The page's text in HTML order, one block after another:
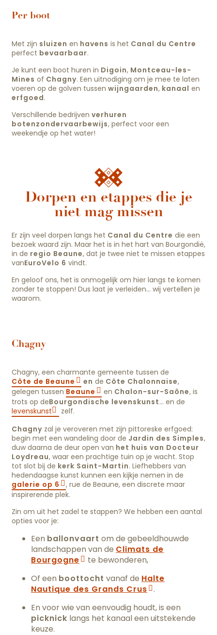
Per boot
Met zijn sluizen en havens is het Canal du Centre
perfect bevaarbaar.
Je kunt een boot huren in Digoin, Montceau-les-
Mines of Chagny. Een uitnodiging om je mee te laten
voeren op de golven tussen wijngaarden, kanaal en
erfgoed.
Verschillende bedrijven verhuren
botenzondervaarbewijs, perfect voor een
weekendje op het water!
Dorpen en etappes die je
niet mag missen
Er zijn veel dorpen langs het Canal du Centre die een
bezoek waard zijn. Maar het is in het hart van Bourgondië,
in de regio Beaune, dat je twee niet te missen etappes
vanEuroVelo 6 vindt.
En geloof ons, het is onmogelijk om hier langs te komen
zonder te stoppen! Dus laat je verleiden… wij vertellen je
waarom.
Chagny
Chagny, een charmante gemeente tussen de
Côte de Beaune
en de Côte Chalonnaise,
gelegen tussen Beaune en Chalon-sur-Saône, is
trots op deBourgondische levenskunst… en de
levenskunst
zelf.
Chagny zal je veroveren met zijn pittoreske erfgoed:
begin met een wandeling door de Jardin des Simples,
duw daarna de deur open van het huis van Docteur
Loydreau, waar een prachtige tuin op je wacht. Stop
tot slot bij de kerk Saint-Martin. Liefhebbers van
hedendaagse kunst kunnen een kijkje nemen in de
galerie op 6
, rue de Beaune, een discrete maar
inspirerende plek.
Zin om uit het zadel te stappen? We hebben een aantal
opties voor je:
Een ballonvaart om de gebeeldhouwde
landschappen van de Climats de
Bourgogne
te bewonderen,
Of een boottocht vanaf de Halte
Nautique des Grands Crus
.
En voor wie van eenvoudig houdt, is een
picknick langs het kanaal een uitstekende
keuze.